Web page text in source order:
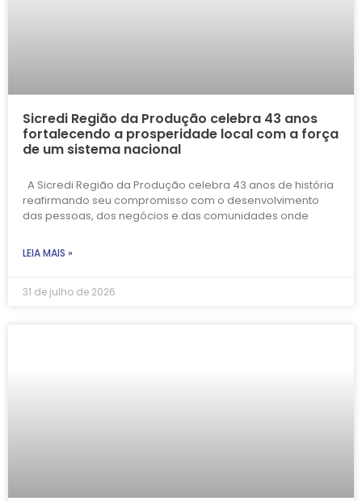
Sicredi Região da Produção celebra 43 anos
fortalecendo a prosperidade local com a força
de um sistema nacional
A Sicredi Região da Produção celebra 43 anos de história
reafirmando seu compromisso com o desenvolvimento
das pessoas, dos negócios e das comunidades onde
LEIA MAIS »
31 de julho de 2026